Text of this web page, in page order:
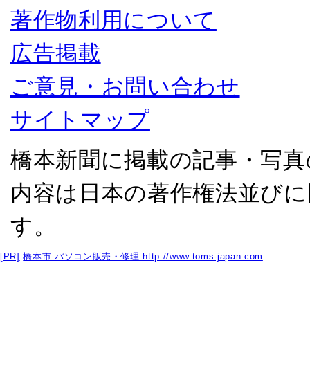
著作物利用について
広告掲載
ご意見・お問い合わせ
サイトマップ
橋本新聞に掲載の記事・写
内容は日本の著作権法並び
す。
[PR] 橋本市 パソコン販売・修理 http://www.toms-japan.com